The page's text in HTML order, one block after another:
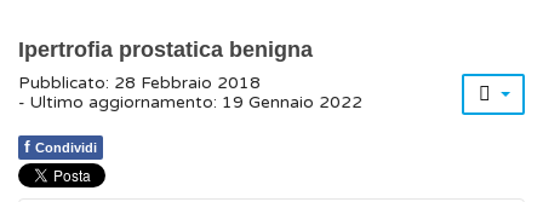
Ipertrofia prostatica benigna
Pubblicato: 28 Febbraio 2018
- Ultimo aggiornamento: 19 Gennaio 2022
f Condividi